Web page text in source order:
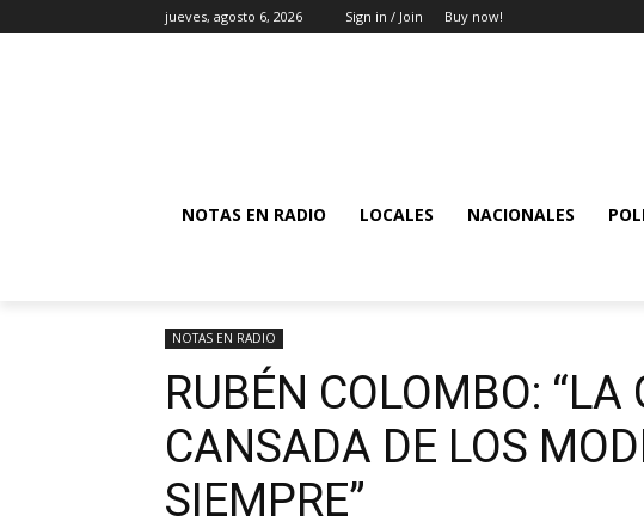
jueves, agosto 6, 2026 Sign in / Join Buy now!
NOTAS EN RADIO LOCALES NACIONALES
NOTAS EN RADIO
RUBÉN COLOMBO: “LA
CANSADA DE LOS
SIEMPRE”